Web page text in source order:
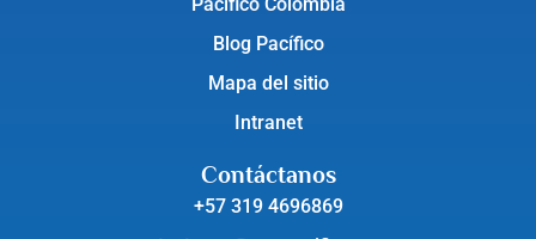
Blog Pacífico
Mapa del sitio
Intranet
Contáctanos
+57 319 4696869